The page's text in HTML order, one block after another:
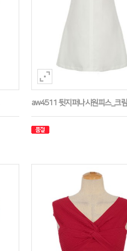
aw4511 뒷지퍼나시원피스_크림